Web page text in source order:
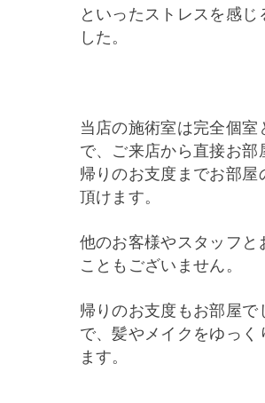
といったストレスを感じ
した。
当店の施術室は完全個室
で、ご来店から直接お部
帰りのお支度までお部屋
頂けます。
他のお客様やスタッフと
こともございません。
帰りのお支度もお部屋
で、髪やメイクをゆっく
ます。